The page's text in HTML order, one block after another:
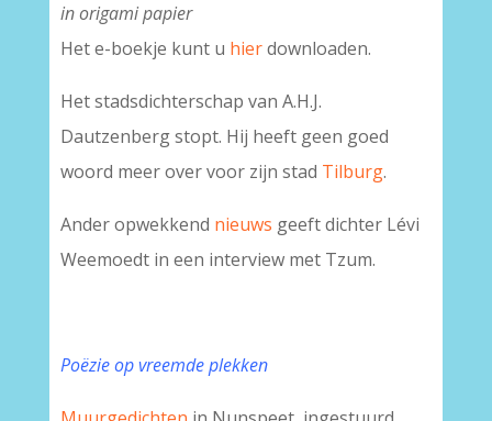
in origami papier
Het e-boekje kunt u hierdownloaden.
Het stadsdichterschap van A.H.J.
Dautzenberg stopt. Hij heeft geen goed
woord meer over voor zijn stad Tilburg.
Ander opwekkend nieuws geeft dichter Lévi
Weemoedt in een interview met Tzum.
Poëzie op vreemde plekken